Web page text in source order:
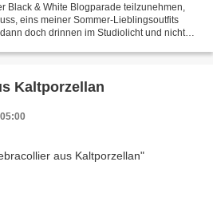
Black & White Blogparade teilzunehmen,
eins meiner Sommer-Lieblingsoutfits
doch drinnen im Studiolicht und nicht
Kaltporzellan